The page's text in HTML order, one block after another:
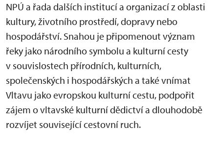
NPÚ a řada dalších institucí a organizací z oblasti
kultury, životního prostředí, dopravy nebo
hospodářství. Snahou je připomenout význam
řeky jako národního symbolu a kulturní cesty
v souvislostech přírodních, kulturních,
společenských i hospodářských a také vnímat
Vltavu jako evropskou kulturní cestu, podpořit
zájem o vltavské kulturní dědictví a dlouhodobě
rozvíjet související cestovní ruch.